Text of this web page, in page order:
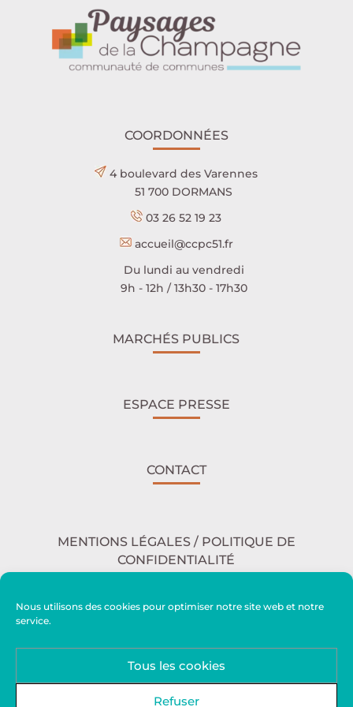
Nous utilisons des cookies pour optimiser notre site web et notre
service.
Tous les cookies
Refuser
COORDONNÉES
4 boulevard des Varennes
51 700 DORMANS
03 26 52 19 23
accueil@ccpc51.fr
Du lundi au vendredi
9h - 12h / 13h30 - 17h30
MARCHÉS PUBLICS
ESPACE PRESSE
CONTACT
MENTIONS LÉGALES / POLITIQUE DE
CONFIDENTIALITÉ